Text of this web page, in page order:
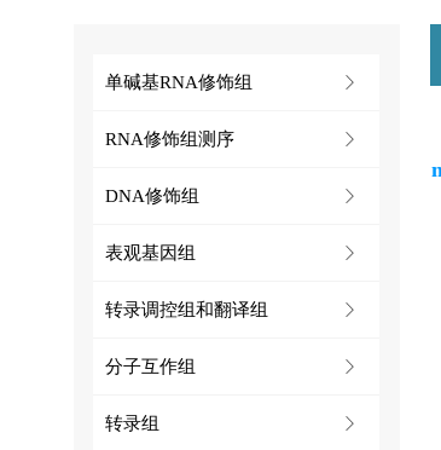
单碱基RNA修饰组 ꁕ
RNA修饰组测序 ꁕ
DNA修饰组 ꁕ
表观基因组 ꁕ
转录调控组和翻译组 ꁕ
分子互作组 ꁕ
转录组 ꁕ